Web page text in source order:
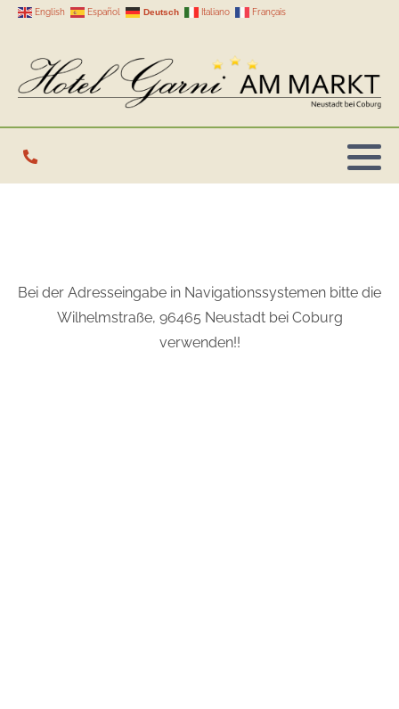
English Español Deutsch Italiano Français
Bei der Adresseingabe in Navigationssystemen bitte die
Wilhelmstraße, 96465 Neustadt bei Coburg
verwenden!!